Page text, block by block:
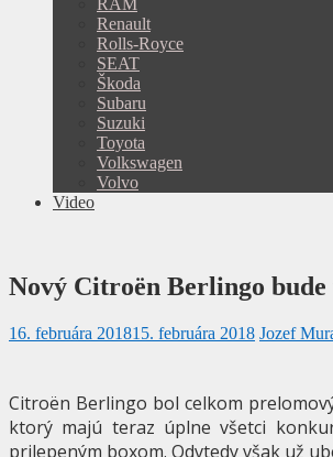
RAM
Renault
Rolls-Royce
SEAT
Škoda
Subaru
Suzuki
Toyota
Volkswagen
Volvo
Video
Nový Citroën Berlingo
16. februára 201815. februára 2018 Jozef
Citroën Berlingo bol celkom
ktorý majú teraz úplne všetci
prilepeným boxom. Odvtedy však už